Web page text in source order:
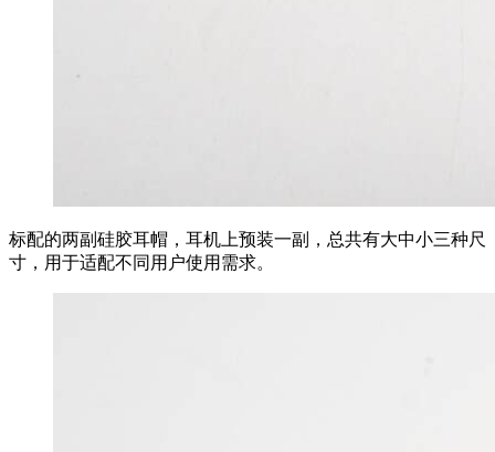
标配的两副硅胶耳帽，耳机上预装一副，总共有大中小三种尺
寸，用于适配不同用户使用需求。